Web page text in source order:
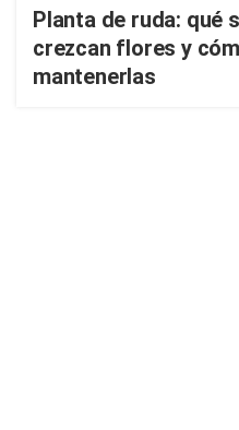
Planta de ruda: qué
crezcan flores y
mantenerlas